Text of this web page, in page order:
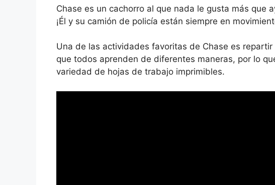
Chase es un cachorro al que nada le gusta más que
¡Él y su camión de policía están siempre en
Una de las actividades favoritas de Chase es
que todos aprenden de diferentes maneras, por lo
variedad de hojas de trabajo imprimibles.